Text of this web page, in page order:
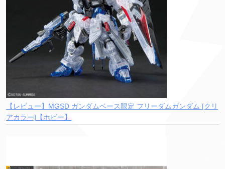
【レビュー】MGSD ガンダムベース限定 フリーダムガンダム [クリ
アカラー]【ホビー】